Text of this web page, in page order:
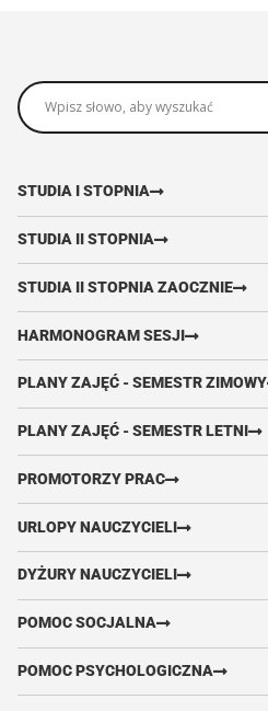
STUDIA I STOPNIA
STUDIA II STOPNIA
STUDIA II STOPNIA ZAOCZNIE
HARMONOGRAM SESJI
PLANY ZAJĘĆ - SEMESTR ZIMOWY
PLANY ZAJĘĆ - SEMESTR LETNI
PROMOTORZY PRAC
URLOPY NAUCZYCIELI
DYŻURY NAUCZYCIELI
POMOC SOCJALNA
POMOC PSYCHOLOGICZNA